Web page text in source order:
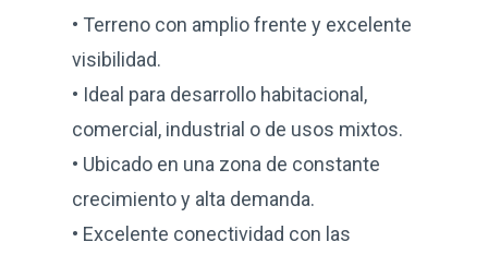
• Terreno con amplio frente y excelente
visibilidad.
• Ideal para desarrollo habitacional,
comercial, industrial o de usos mixtos.
• Ubicado en una zona de constante
crecimiento y alta demanda.
• Excelente conectividad con las